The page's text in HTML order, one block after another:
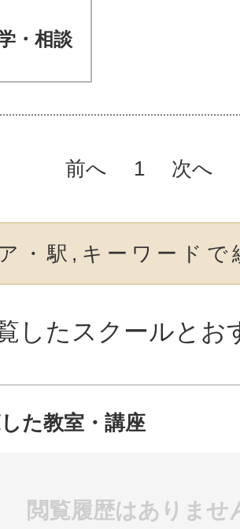
・相談
前へ 1 次へ
・駅,キーワードで
したスクールとお
た教室・講座
閲覧履歴はありませ